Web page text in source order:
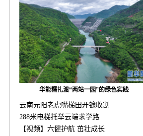
华能糯扎渡“两站一园”的绿色实践
云南元阳老虎嘴梯田开镰收割
288米电梯托举云端求学路
【视频】六健护航 茁壮成长